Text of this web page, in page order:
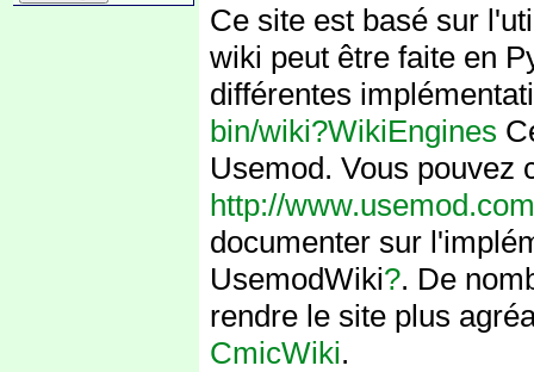
Ce site est basé sur
wiki peut être faite en
différentes
bin/wiki?WikiEngines
Usemod. Vous pouvez
http://
documenter sur
UsemodWiki?. De
rendre le site plus
CmicWiki.